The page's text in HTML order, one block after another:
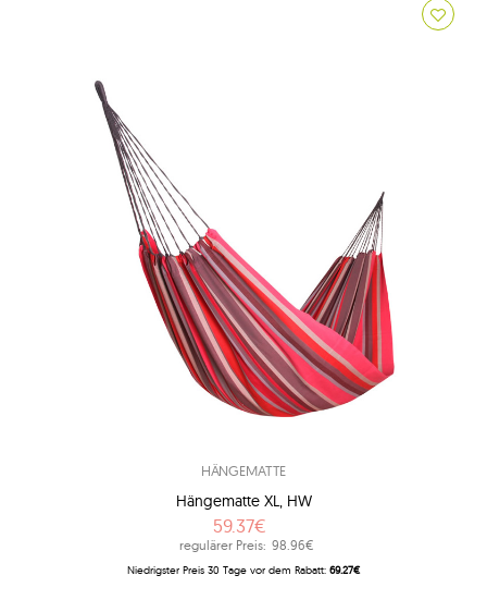
HÄNGEMATTE
Hängematte XL, HW
59.37€
regulärer Preis: 98.96€
Niedrigster Preis 30 Tage vor dem Rabatt: 69.27€